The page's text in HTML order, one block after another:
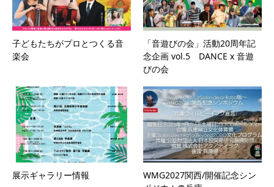
子どもたちがプロとつくる音
楽会
「音遊びの会」活動20周年記
念企画 vol.5 DANCE x 音遊
びの会
展示ギャラリー情報
WMG2027関西/開催記念シン